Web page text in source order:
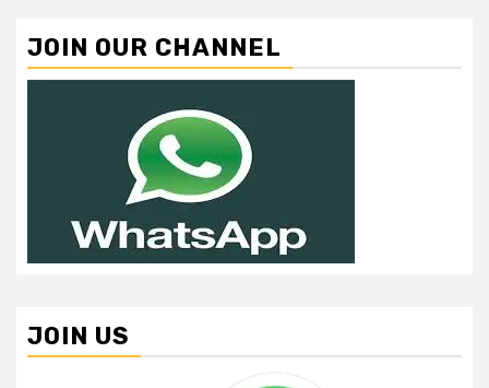
JOIN OUR CHANNEL
JOIN US